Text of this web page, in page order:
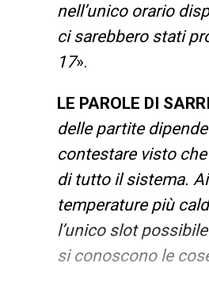
nell’unico orario
ci sarebbero stati
17».
LE PAROLE DI SARRI
delle partite
contestare visto
di tutto il sistema.
temperature più
l’unico slot
si conoscono le